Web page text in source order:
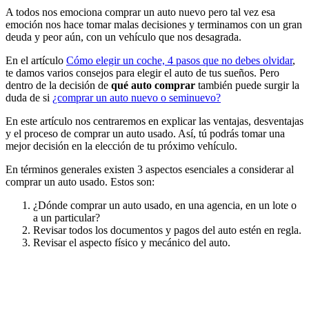
A todos nos emociona comprar un auto nuevo pero tal vez esa
emoción nos hace tomar malas decisiones y terminamos con un gran
deuda y peor aún, con un vehículo que nos desagrada.
En el artículo Cómo elegir un coche, 4 pasos que no debes olvidar,
te damos varios consejos para elegir el auto de tus sueños. Pero
dentro de la decisión de qué auto comprar también puede surgir la
duda de si ¿comprar un auto nuevo o seminuevo?
En este artículo nos centraremos en explicar las ventajas, desventajas
y el proceso de comprar un auto usado. Así, tú podrás tomar una
mejor decisión en la elección de tu próximo vehículo.
En términos generales existen 3 aspectos esenciales a considerar al
comprar un auto usado. Estos son:
¿Dónde comprar un auto usado, en una agencia, en un lote o
a un particular?
Revisar todos los documentos y pagos del auto estén en regla.
Revisar el aspecto físico y mecánico del auto.